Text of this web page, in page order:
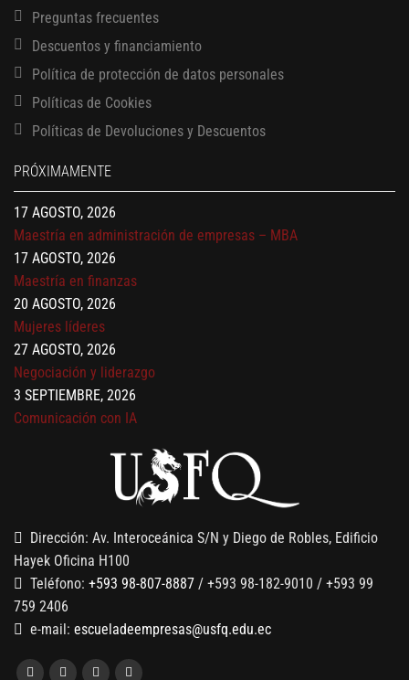
Preguntas frecuentes
Descuentos y financiamiento
Política de protección de datos personales
Políticas de Cookies
Políticas de Devoluciones y Descuentos
PRÓXIMAMENTE
13 AGOSTO, 2026
Finanzas para no financieros
Gerencia de empresas familiares
17 AGOSTO, 2026
Maestría en administración de empresas – MBA
17 AGOSTO, 2026
Maestría en finanzas
20 AGOSTO, 2026
Mujeres líderes
27 AGOSTO, 2026
Negociación y liderazgo
3 SEPTIEMBRE, 2026
Comunicación con IA
7 SEPTIEMBRE, 2026
Finanzas para no financieros
Dirección: Av. Interoceánica S/N y Diego de Robles, Edificio
Hayek Oficina H100
Teléfono: +593 98-807-8887 / +593 98-182-9010 / +593 99
759 2406
e-mail: escueladeempresas@usfq.edu.ec